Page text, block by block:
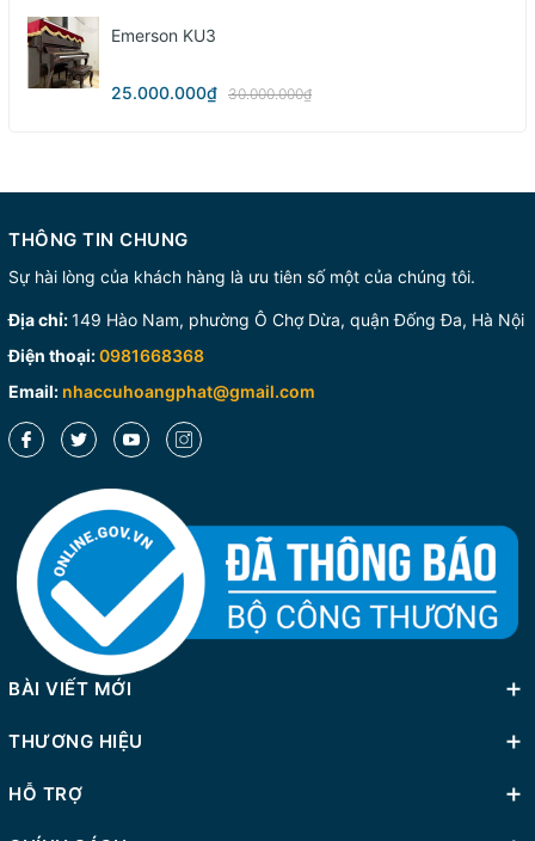
Emerson KU3
25.000.000₫ 30.000.000₫
THÔNG TIN CHUNG
Sự hài lòng của khách hàng là ưu tiên số một của chúng tôi.
Địa chỉ:149 Hào Nam, phường Ô Chợ Dừa, quận Đống Đa, Hà Nội
Điện thoại:0981668368
Email: nhaccuhoangphat@gmail.com
BÀI VIẾT MỚI
THƯƠNG HIỆU
HỖ TRỢ